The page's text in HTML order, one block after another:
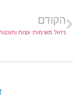
הקודם